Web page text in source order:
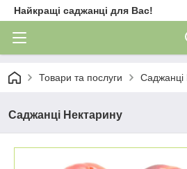
Найкращі саджанці для Вас!
Товари та послуги Саджанці
Саджанці Нектарину